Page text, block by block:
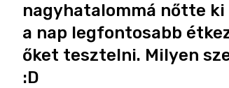
nagyhatalommá nőtte
a nap legfontosabb
őket tesztelni. Milyen
:D